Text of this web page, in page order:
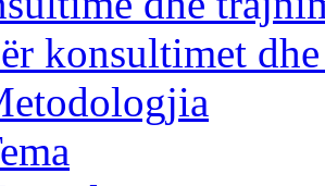
konsultimet